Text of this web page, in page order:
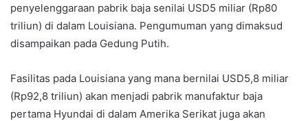
penyelenggaraan pabrik baja senilai USD5 miliar (Rp80
triliun) di dalam Louisiana. Pengumuman yang dimaksud
disampaikan pada Gedung Putih.
Fasilitas pada Louisiana yang mana bernilai USD5,8 miliar
(Rp92,8 triliun) akan menjadi pabrik manufaktur baja
pertama Hyundai di dalam Amerika Serikat juga akan